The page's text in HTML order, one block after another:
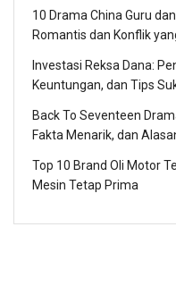
10 Drama China Guru
Romantis dan Konflik
Investasi Reksa Dana:
Keuntungan, dan Tips
Back To Seventeen
Fakta Menarik, dan
Top 10 Brand Oli Motor
Mesin Tetap Prima